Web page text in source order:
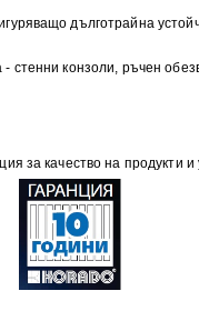
дълготрайна
- стенни конзоли, ръчен
за качество на продукти и